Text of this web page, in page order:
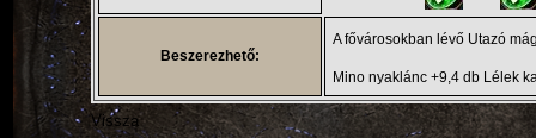
Beszerezhető:
A fővárosokban lévő Utazó
Mino nyaklánc +9,4 db Lélek
Vissza